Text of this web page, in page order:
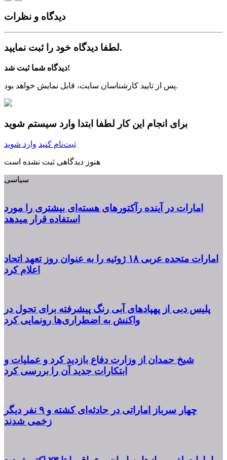
دیدگاه‌ و نظرات
لطفا دیدگاه خود را ثبت نمایید.
دیدگاه شما ثبت شد!
پس از تایید کارشناسان سایت، قابل نمایش خواهد بود.
برای انجام این کار لطفا ابتدا وارد سیستم شوید
ثبت‌نام کنید وارد شوید
هنوز دیدگاهی ثبت نشده است
سیاسی
امارات در آینده رآکتورهای هسته‌ای بیشتری را مورد
استفاده قرار میدهد
امارات متحده عربی ۱۸ ژوئیه را به عنوان روز تعهد اتحاد
اعلام کرد
پلیس دبی از پهپادهای آبی رنگ پیشرفته برای تحول در
واکنش به اضطراری‌ها رونمایی کرد
شیخ حمدان از وزارت دفاع بازدید کرد و عملیات و
ابتکارات جدید آن را بررسی کرد
چهار سرباز اماراتی در حادثه‌ای کشته و ۹ نفر دیگر
زخمی شدند